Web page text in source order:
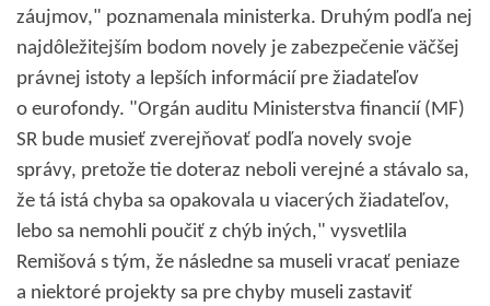
záujmov," poznamenala ministerka. Druhým podľa nej
najdôležitejším bodom novely je zabezpečenie väčšej
právnej istoty a lepších informácií pre žiadateľov
o eurofondy. "Orgán auditu Ministerstva financií (MF)
SR bude musieť zverejňovať podľa novely svoje
správy, pretože tie doteraz neboli verejné a stávalo sa,
že tá istá chyba sa opakovala u viacerých žiadateľov,
lebo sa nemohli poučiť z chýb iných," vysvetlila
Remišová s tým, že následne sa museli vracať peniaze
a niektoré projekty sa pre chyby museli zastaviť